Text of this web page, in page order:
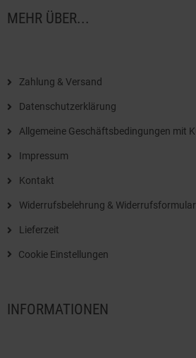
MEHR ÜBER...
Zahlung & Versand
Datenschutzerklärung
Allgemeine Geschäftsbedingungen mit
Impressum
Kontakt
Widerrufsbelehrung & Widerrufsformular
Lieferzeit
Cookie Einstellungen
INFORMATIONEN